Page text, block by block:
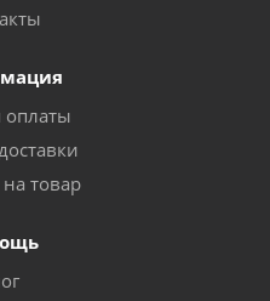
оплаты
товар